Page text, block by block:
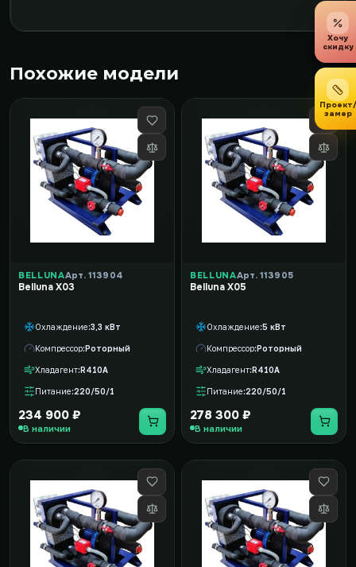
Похожие модели
BELLUNAАрт. 113904
Belluna X03
Охлаждение 3,3 кВт
Компрессор Роторный
Хладагент R410A
Питание 220/50/1
234 900 ₽
В наличии
BELLUNAАрт. 113905
Belluna X05
Охлаждение 5 кВт
Компрессор Роторный
Хладагент R410A
Питание 220/50/1
278 300 ₽
В наличии
Хочу
скидку
Проект/
замер